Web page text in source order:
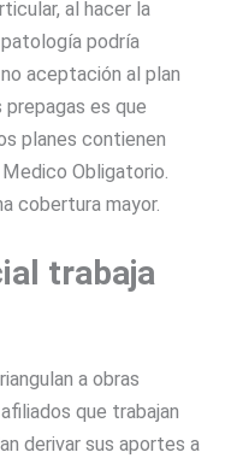
al hacer la
podría
aceptación al plan
es que
planes contienen
Obligatorio.
cobertura mayor.
trabaja
a obras
que trabajan
derivar sus aportes a